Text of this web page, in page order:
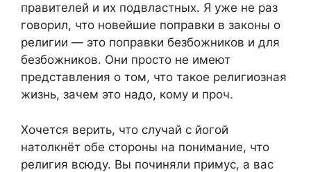
правителей и их подвластных. Я уже не раз
говорил, что новейшие поправки в законы о
религии — это поправки безбожников и для
безбожников. Они просто не имеют
представления о том, что такое религиозная
жизнь, зачем это надо, кому и проч.
Хочется верить, что случай с йогой
натолкнёт обе стороны на понимание, что
религия всюду. Вы починяли примус, а вас